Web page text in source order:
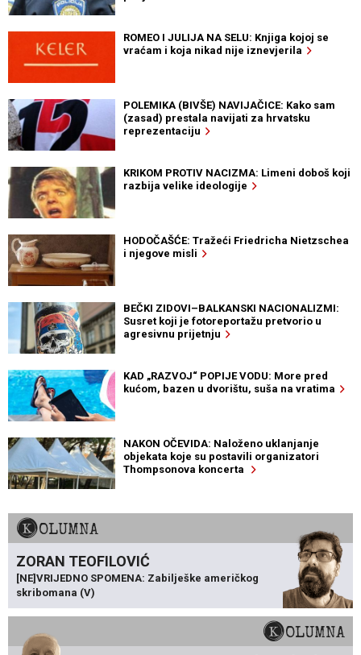
ROMEO I JULIJA NA SELU: Knjiga kojoj se
vraćam i koja nikad nije iznevjerila
POLEMIKA (BIVŠE) NAVIJAČICE: Kako sam
(zasad) prestala navijati za hrvatsku
reprezentaciju
KRIKOM PROTIV NACIZMA: Limeni doboš koji
razbija velike ideologije
HODOČAŠĆE: Tražeći Friedricha Nietzschea
i njegove misli
BEČKI ZIDOVI–BALKANSKI NACIONALIZMI:
Susret koji je fotoreportažu pretvorio u
agresivnu prijetnju
KAD „RAZVOJ“ POPIJE VODU: More pred
kućom, bazen u dvorištu, suša na vratima
NAKON OČEVIDA: Naloženo uklanjanje
objekata koje su postavili organizatori
Thompsonova koncerta
KOLUMNA
ZORAN TEOFILOVIĆ
[NE]VRIJEDNO SPOMENA: Zabilješke američkog
skribomana (V)
KOLUMNA